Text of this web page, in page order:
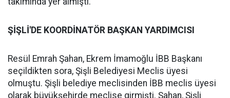
ŞİŞLİ'DE KOORDİNATÖR BAŞKAN YARDIMCISI
Resül Emrah Şahan, Ekrem İmamoğlu İBB Başkanı
seçildikten sora, Şişli Belediyesi Meclis üyesi
olmuştu. Şişli belediye meclisinden İBB meclis üyesi
olarak büyükşehirde meclise girmişti. Şahan, Şişli